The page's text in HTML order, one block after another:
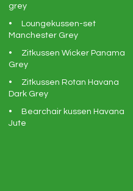
grey
Loungekussen-set
Manchester Grey
Zitkussen Wicker Panama
Grey
Zitkussen Rotan Havana
Dark Grey
Bearchair kussen Havana
Jute